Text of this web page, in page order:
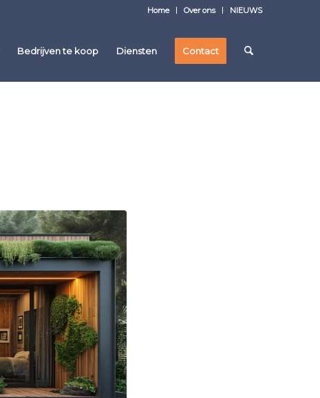
Home Over ons NIEUWS
Bedrijven te koop Diensten Contact